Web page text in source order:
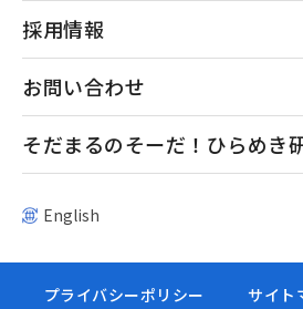
採用情報
お問い合わせ
そだまるのそーだ！ひらめき
English
プライバシーポリシー サイト